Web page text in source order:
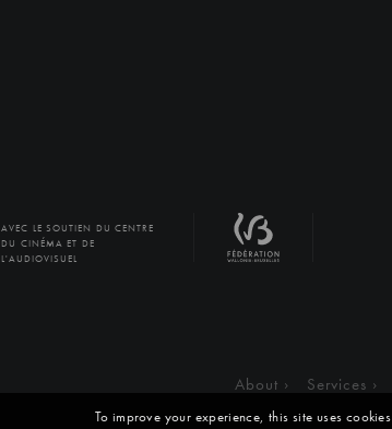
AVEC LE SOUTIEN DU CENTRE
DU CINÉMA ET DE
L'AUDIOVISUEL
About Services
To improve your experience, this site uses cookies